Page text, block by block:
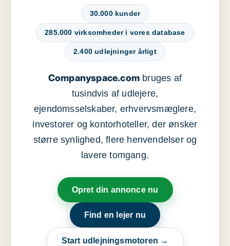
30.000 kunder
285.000 virksomheder i vores database
2.400 udlejninger årligt
Companyspace.com bruges af
tusindvis af udlejere,
ejendomsselskaber, erhvervsmæglere,
investorer og kontorhoteller, der ønsker
større synlighed, flere henvendelser og
lavere tomgang.
Opret din annonce nu
Find en lejer nu
Start udlejningsmotoren →